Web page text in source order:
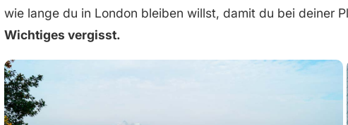
wie lange du in London bleiben willst, damit du bei deiner
Wichtiges vergisst.